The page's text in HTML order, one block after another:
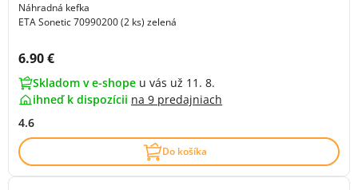
Náhradná kefka
ETA Sonetic 70990200 (2 ks) zelená
Cena s DPH:
6.90 €
Skladom v e-shope u vás už 11. 8.
ihneď k dispozícii na 9 predajniach
4.6
Do košíka